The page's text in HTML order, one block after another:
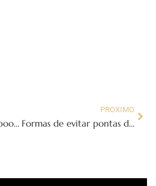
Diferença entre shampoo hidratante e nutritivo revelada
PROXIMO
Formas de evitar pontas duplas nos cabelos fáceis